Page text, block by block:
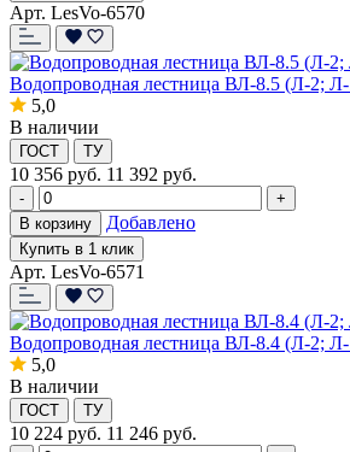
Арт. LesVo-6570
Водопроводная лестница ВЛ-8.5 (Л-2; Л-
5,0
В наличии
ГОСТ ТУ
10 356 руб. 11 392 руб.
-
+
В корзину
Добавлено
Купить в 1 клик
Арт. LesVo-6571
Водопроводная лестница ВЛ-8.4 (Л-2; Л-
5,0
В наличии
ГОСТ ТУ
10 224 руб. 11 246 руб.